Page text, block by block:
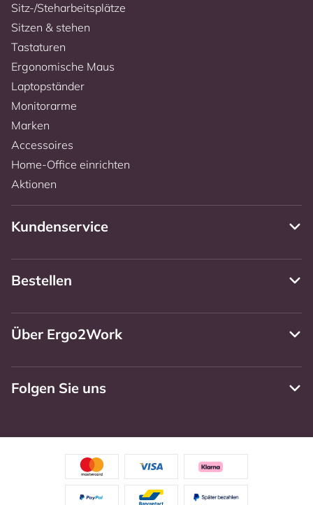
Sitz-/Steharbeitsplätze
Sitzen & stehen
Tastaturen
Ergonomische Maus
Laptopständer
Monitorarme
Marken
Accessoires
Home-Office einrichten
Aktionen
Kundenservice
Bestellen
Über Ergo2Work
Folgen Sie uns